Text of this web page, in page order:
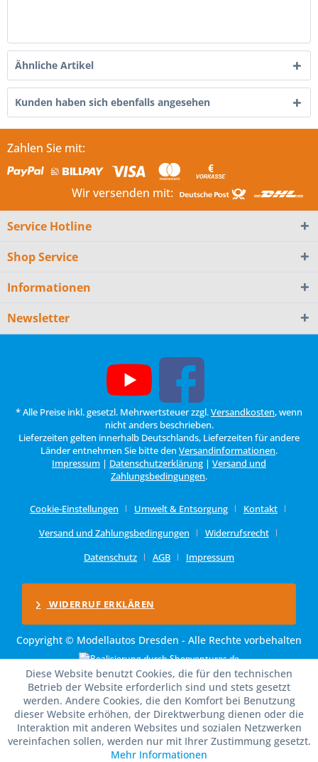
Ähnliche Artikel
Kunden haben sich ebenfalls angesehen
Zahlen Sie mit:
Wir versenden mit:
Service Hotline
Shop Service
Informationen
Newsletter
* Alle Preise inkl. gesetzl. Mehrwertsteuer zzgl.Versandkosten, wenn
nicht anders beschrieben.
Lieferzeiten gelten innerhalb Deutschlands, Lieferzeiten für andere
Länder entnehmen Sie bitte den Versandinformationen.
Impressum | Datenschutzerklärung | Versand und
Zahlungsbedingungen.
Cookie-Einstellungen Umwelt & Entsorgung
Kontakt
Versand und Zahlungsbedingungen
Widerrufsrecht
Datenschutz
AGB Impressum
WIDERRUF ERKLÄREN
Copyright © Modellautos Dresden - Alle Rechte vorbehalten
Diese Website benutzt Cookies, die für den technischen
Betrieb der Website erforderlich sind und stets gesetzt
werden. Andere Cookies, die den Komfort bei Benutzung
dieser Website erhöhen, der Direktwerbung dienen oder die
Interaktion mit anderen Websites und sozialen Netzwerken
vereinfachen sollen, werden nur mit Ihrer Zustimmung gesetzt.
Mehr Informationen